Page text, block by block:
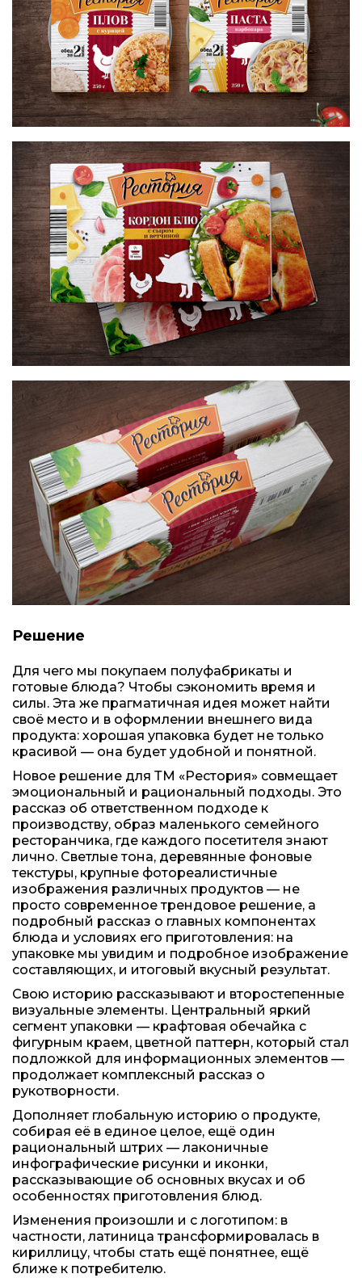
Решение
Для чего мы покупаем полуфабрикаты и
готовые блюда? Чтобы сэкономить время и
силы. Эта же прагматичная идея может найти
своё место и в оформлении внешнего вида
продукта: хорошая упаковка будет не только
красивой — она будет удобной и понятной.
Новое решение для ТМ «Рестория» совмещает
эмоциональный и рациональный подходы. Это
рассказ об ответственном подходе к
производству, образ маленького семейного
ресторанчика, где каждого посетителя знают
лично. Светлые тона, деревянные фоновые
текстуры, крупные фотореалистичные
изображения различных продуктов — не
просто современное трендовое решение, а
подробный рассказ о главных компонентах
блюда и условиях его приготовления: на
упаковке мы увидим и подробное изображение
составляющих, и итоговый вкусный результат.
Свою историю рассказывают и второстепенные
визуальные элементы. Центральный яркий
сегмент упаковки — крафтовая обечайка с
фигурным краем, цветной паттерн, который стал
подложкой для информационных элементов —
продолжает комплексный рассказ о
рукотворности.
Дополняет глобальную историю о продукте,
собирая её в единое целое, ещё один
рациональный штрих — лаконичные
инфографические рисунки и иконки,
рассказывающие об основных вкусах и об
особенностях приготовления блюд.
Изменения произошли и с логотипом: в
частности, латиница трансформировалась в
кириллицу, чтобы стать ещё понятнее, ещё
ближе к потребителю.